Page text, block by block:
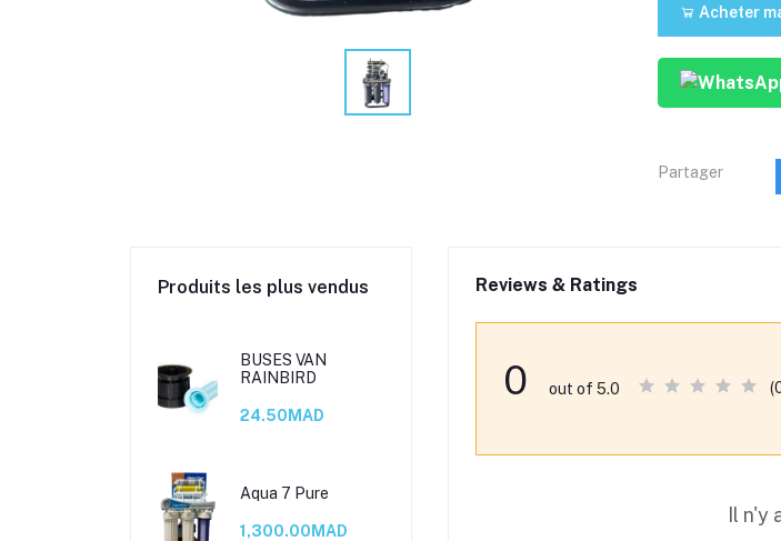
Acheter
Partager
Produits les plus vendus
BUSES VAN
RAINBIRD
24.50MAD
Aqua 7 Pure
1,300.00MAD
Reviews & Ratings
0 out of 5.0
Il n'y